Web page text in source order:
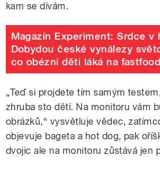
kam se dívám.
Magazín Experiment: Srdce v
Dobydou české vynálezy
co obézní děti láká na
„Teď si projdete tím samým
zhruba sto dětí. Na monitoru vám
obrázků,“ vysvětluje vědec,
objevuje bageta a hot dog, pak
dvojic ale na monitoru zůstává jen